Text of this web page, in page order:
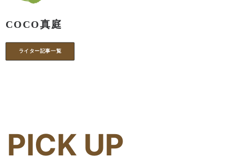
COCO真庭
ライター記事一覧
PICK UP